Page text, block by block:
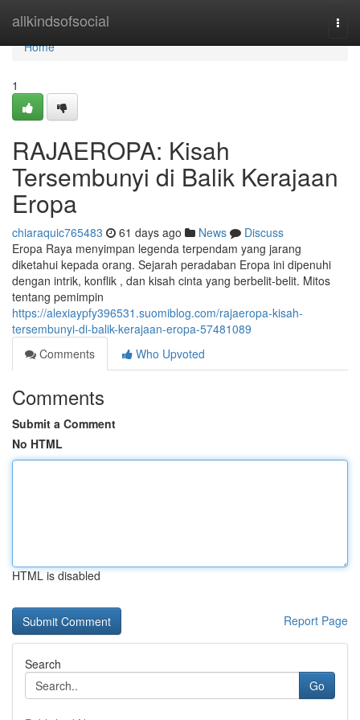
allkindsofsocial
Home
Home
1
RAJAEROPA: Kisah
Tersembunyi di Balik Kerajaan
Eropa
chiaraquic765483 61 days ago News
Discuss
Eropa Raya menyimpan legenda terpendam yang jarang
diketahui kepada orang. Sejarah peradaban Eropa ini dipenuhi
dengan intrik, konflik , dan kisah cinta yang berbelit-belit. Mitos
tentang pemimpin
https://alexiaypfy396531.suomiblog.com/rajaeropa-kisah-
tersembunyi-di-balik-kerajaan-eropa-57481089
Comments
Who Upvoted
Comments
Submit a Comment
No HTML
HTML is disabled
Report Page
Search
Go